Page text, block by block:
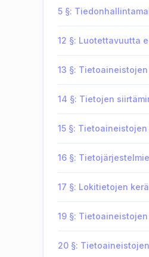
5 §:
12 §: Luotettavuutta
13 §:
14 §: Tietojen
15 §:
16 §:
17 §: Lokitietojen
19 §:
20 §: